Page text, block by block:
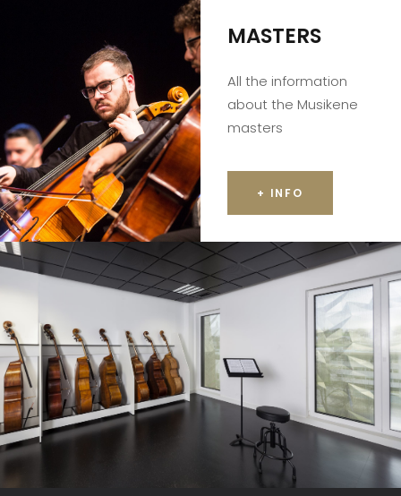
MASTERS
All the information
about the Musikene
masters
+ INFO